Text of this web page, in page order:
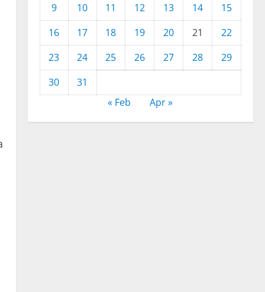
9
10 11 12 13 14
15
16
17 18 19 20 21
22
23
24 25 26 27 28
29
30
31
« Feb
Apr »